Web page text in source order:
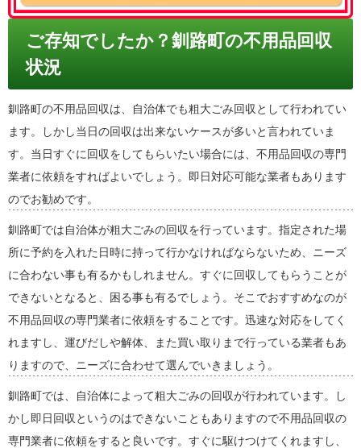
ご存知でしたか？釧路町の不用品回収
状況
釧路町の不用品回収は、自治体でも粗大ごみ回収として行われてい
ます。しかし当日の回収は出来ないケースが多いと言われていま
す。当日すぐに回収をしてもらいたい場合には、不用品回収の専門
業者に依頼をすればよいでしょう。即日対応可能な業者もあります
のでお勧めです。
釧路町では自治体が粗大ごみの回収を行っています。指定された場
所に予約を入れた日時に持って行かなければならないため、ニーズ
に合わない事も有るかもしれません。すぐに回収してもらうことが
できないとなると、困る事も有るでしょう。そこでおすすめなのが
不用品回収の専門業者に依頼をすることです。迅速な対応をしてく
れますし、運びだしや解体、また買い取りまで行っている業者もあ
りますので、ニーズに合わせて選んでいきましょう。
釧路町では、自治体によって粗大ごみの回収が行われています。し
かし即日回収というのはできないこともありますので不用品回収の
専門業者に依頼をすると良いです。すぐに駆けつけてくれますし、